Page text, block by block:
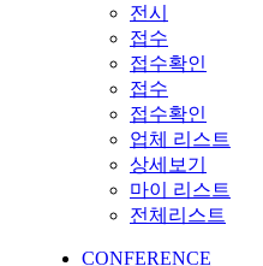
전시
접수
접수확인
접수
접수확인
업체 리스트
상세보기
마이 리스트
전체리스트
CONFERENCE